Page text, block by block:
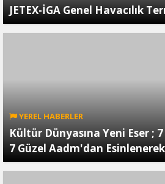
JETEX-İGA Genel Havacılık
YEREL HABERLER
Kültür Dünyasına Yeni Eser ;
7 Güzel Aadm'dan